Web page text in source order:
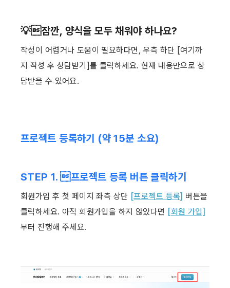
💡잠깐, 양식을 모두 채워야 하나요?
작성이 어렵거나 도움이 필요하다면, 우측 하단 [여기까
지 작성 후 상담받기]를 클릭하세요. 현재 내용만으로 상
담받을 수 있어요.
프로젝트 등록하기 (약 15분 소요) ​
STEP 1. 프로젝트 등록 버튼 클릭하기
회원가입 후 첫 페이지 좌측 상단 [프로젝트 등록] 버튼을
클릭하세요. 아직 회원가입을 하지 않았다면 [회원 가입]
부터 진행해 주세요. ​